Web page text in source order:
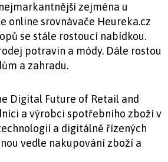
zejména u
online srovnávače Heureka.cz
se stále rostoucí nabídkou.
potravin a módy. Dále rostou
a zahradu.
Digital Future of Retail and
a výrobci spotřebního zboží v
a digitálně řízených
vedle nakupování zboží a